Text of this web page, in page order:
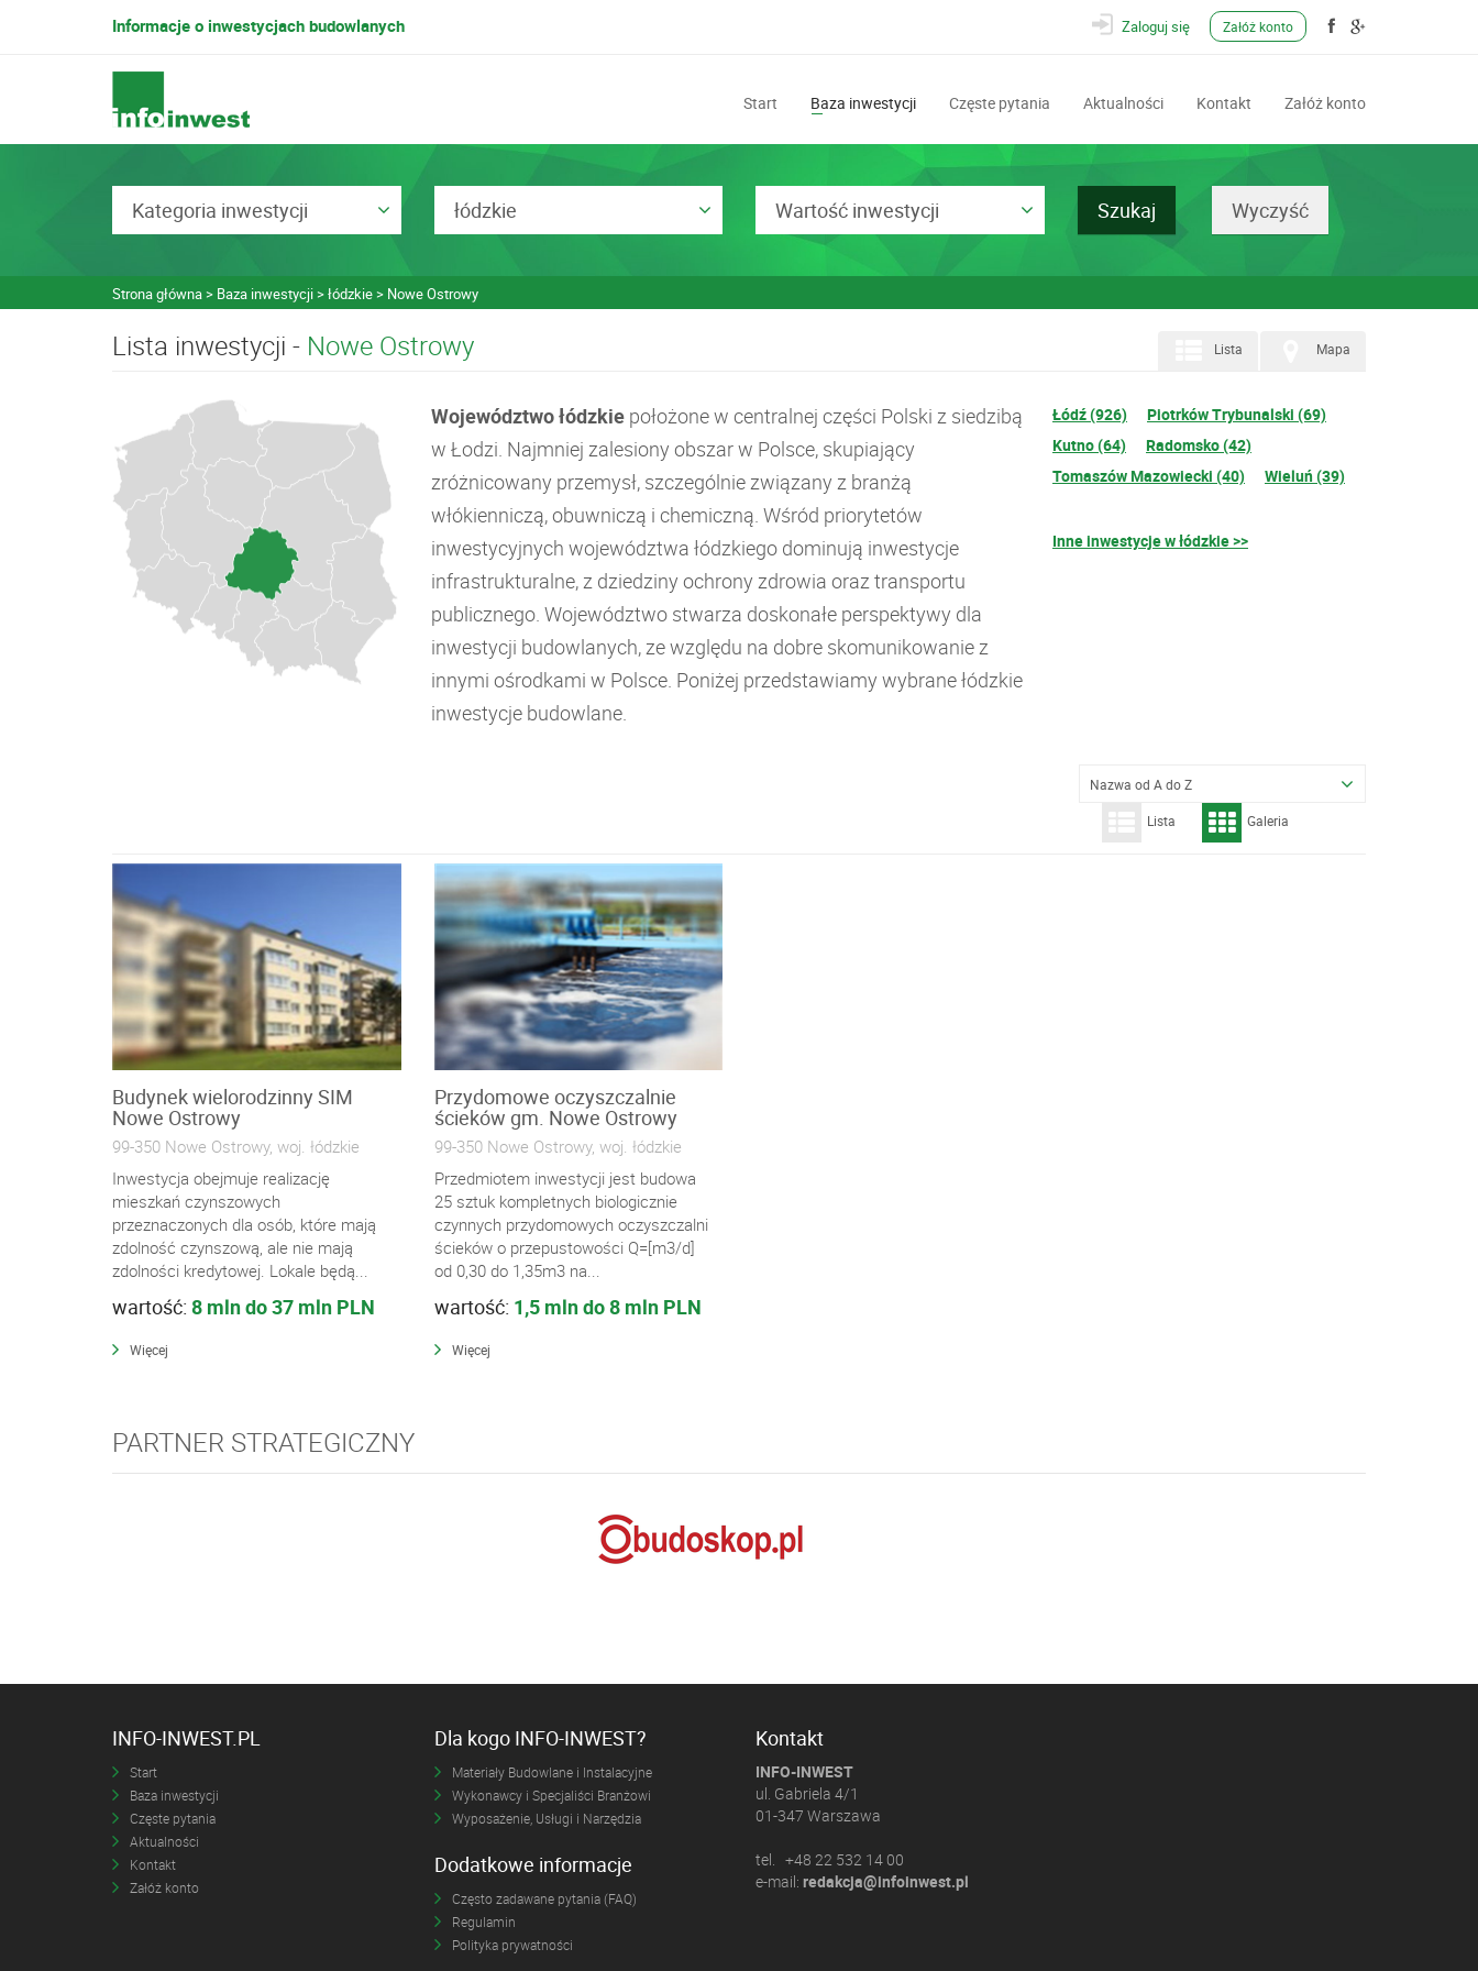
Informacje o inwestycjach budowlanych Zaloguj się Załóż konto
Start Baza inwestycji Częste pytania Aktualności Kontakt Załóż konto
Kategoria inwestycji łódzkie Wartość inwestycji
Strona główna Baza inwestycji łódzkie Nowe Ostrowy
Lista inwestycji - Nowe Ostrowy Mapa
Lista
Województwo łódzkie położone w centralnej części Polski z siedzibą
w Łodzi. Najmniej zalesiony obszar w Polsce, skupiający
zróżnicowany przemysł, szczególnie związany z branżą
włókienniczą, obuwniczą i chemiczną. Wśród priorytetów
inwestycyjnych województwa łódzkiego dominują inwestycje
infrastrukturalne, z dziedziny ochrony zdrowia oraz transportu
publicznego. Województwo stwarza doskonałe perspektywy dla
inwestycji budowlanych, ze względu na dobre skomunikowanie z
innymi ośrodkami w Polsce. Poniżej przedstawiamy wybrane łódzkie
inwestycje budowlane.
Łódź (926)
Piotrków Trybunalski (69)
Kutno (64)
Radomsko (42)
Tomaszów Mazowiecki (40)
Wieluń (39)
Inne inwestycje w łódzkie >>
Nazwa od A do Z
Lista Galeria
Budynek wielorodzinny SIM
Nowe Ostrowy
99-350 Nowe Ostrowy, woj. łódzkie
Inwestycja obejmuje realizację
mieszkań czynszowych
przeznaczonych dla osób, które mają
zdolność czynszową, ale nie mają
zdolności kredytowej. Lokale będą...
wartość: 8 mln do 37 mln PLN
Więcej
Przydomowe oczyszczalnie
ścieków gm. Nowe Ostrowy
99-350 Nowe Ostrowy, woj. łódzkie
Przedmiotem inwestycji jest budowa
25 sztuk kompletnych biologicznie
czynnych przydomowych oczyszczalni
ścieków o przepustowości Q=[m3/d]
od 0,30 do 1,35m3 na...
wartość: 1,5 mln do 8 mln PLN
Więcej
PARTNER STRATEGICZNY
INFO-INWEST.PL
Start
Baza inwestycji
Częste pytania
Aktualności
Kontakt
Załóż konto
Dla kogo INFO-INWEST?
Materiały Budowlane i Instalacyjne
Wykonawcy i Specjaliści Branżowi
Wyposażenie, Usługi i Narzędzia
Dodatkowe informacje
Często zadawane pytania (FAQ)
Regulamin
Polityka prywatności
Kontakt
INFO-INWEST
ul. Gabriela 4/1
01-347 Warszawa
tel. +48 22 532 14 00
e-mail: redakcja@infoinwest.pl